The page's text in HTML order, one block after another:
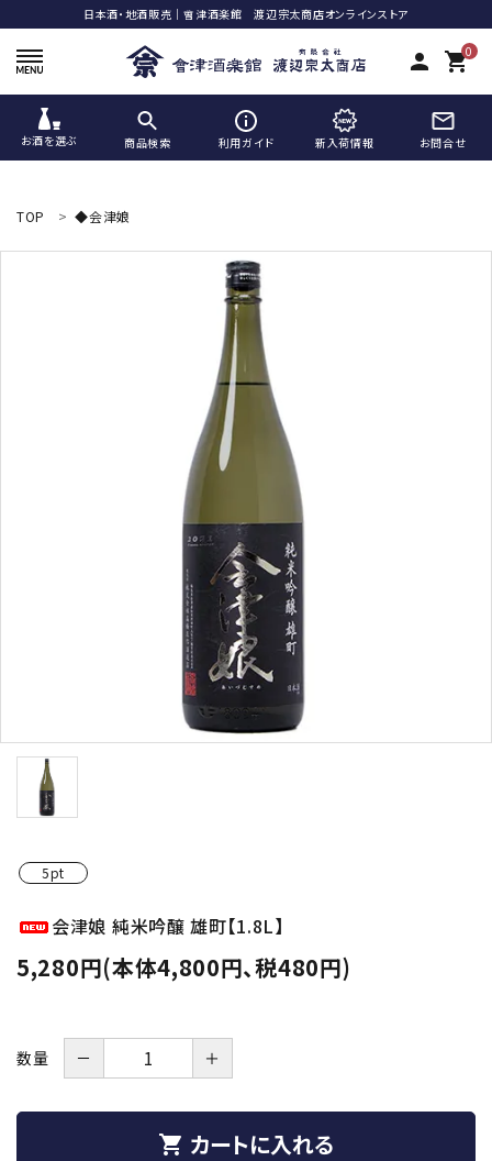
日本酒・地酒販売｜會津酒楽館 渡辺宗太商店オンラインストア
person 0
shopping_cart
お酒を選ぶ 商品検索 利用ガイド 新入荷情報 お問合せ
ようこそ ゲスト 様
新規会員登録
コンテンツ
新入荷情報
お知らせ
ガイドライン
特定商取引法について
お問い合わせ
0242-22-1076
TOP ◆会津娘
5pt
会津娘 純米吟醸 雄町【1.8L】
5,280円(本体4,800円、税480円)
数量 － ＋
shopping_cart カートに入れる